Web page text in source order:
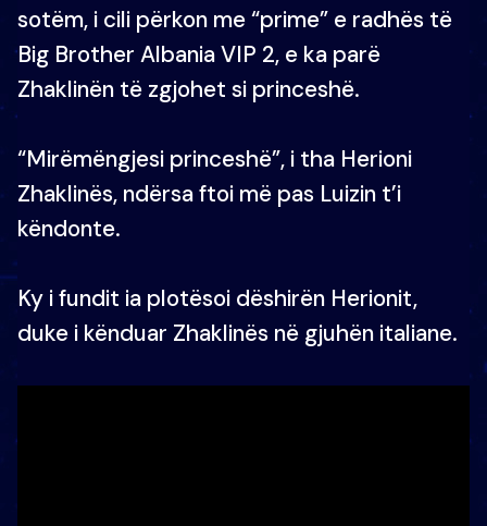
sotëm, i cili përkon me “prime” e radhës të
Big Brother Albania VIP 2, e ka parë
Zhaklinën të zgjohet si princeshë.
“Mirëmëngjesi princeshë”, i tha Herioni
Zhaklinës, ndërsa ftoi më pas Luizin t’i
këndonte.
Ky i fundit ia plotësoi dëshirën Herionit,
duke i kënduar Zhaklinës në gjuhën italiane.